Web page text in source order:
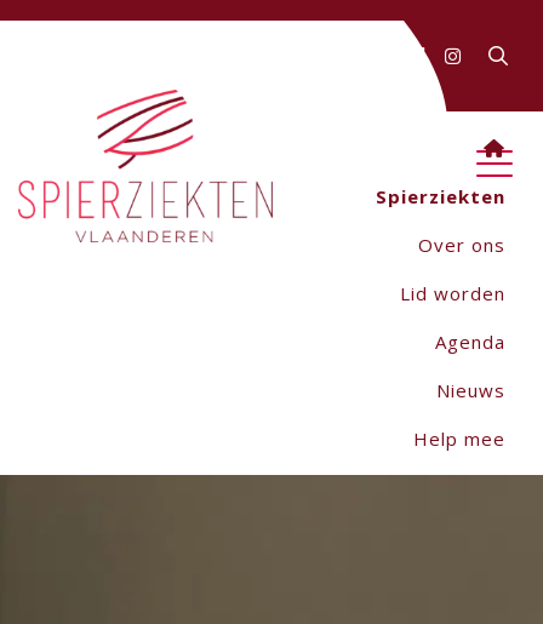
FAQ
Spierziekten
Over ons
Lid worden
Agenda
Nieuws
Help mee